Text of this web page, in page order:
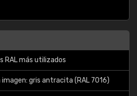
RAL más utilizados
imagen: gris antracita (RAL 7016)